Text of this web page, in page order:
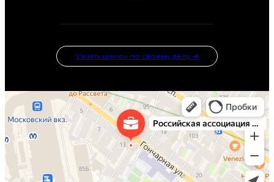
Узнать шансы по своему делу ➜